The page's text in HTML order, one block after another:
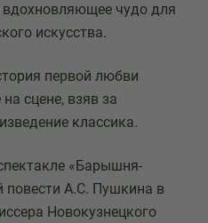
чудо для
искусства.
первой любви
сцене, взяв за
классика.
«Барышня-
повести А.С. Пушкина в
Новокузнецкого